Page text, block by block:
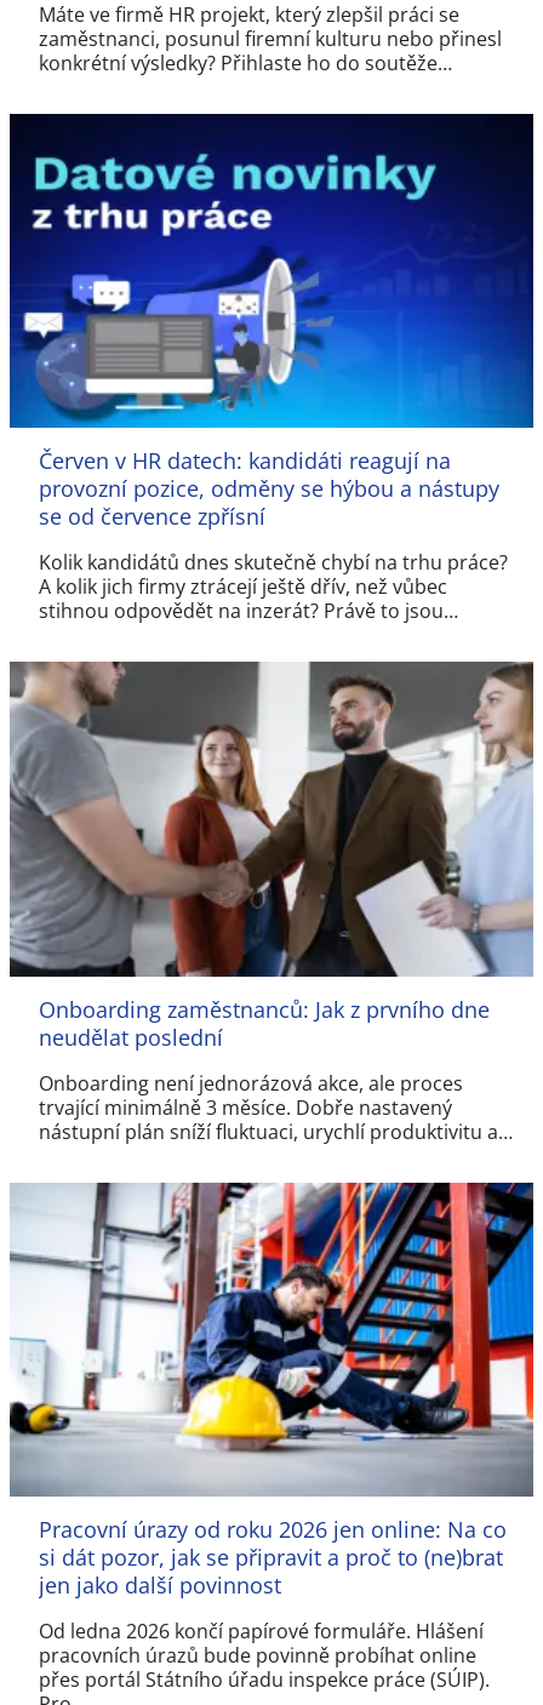
Máte ve firmě HR projekt, který zlepšil práci se
zaměstnanci, posunul firemní kulturu nebo přinesl
konkrétní výsledky? Přihlaste ho do soutěže…
Červen v HR datech: kandidáti reagují na
provozní pozice, odměny se hýbou a nástupy
se od července zpřísní
Kolik kandidátů dnes skutečně chybí na trhu práce?
A kolik jich firmy ztrácejí ještě dřív, než vůbec
stihnou odpovědět na inzerát? Právě to jsou…
Onboarding zaměstnanců: Jak z prvního dne
neudělat poslední
Onboarding není jednorázová akce, ale proces
trvající minimálně 3 měsíce. Dobře nastavený
nástupní plán sníží fluktuaci, urychlí produktivitu a…
Pracovní úrazy od roku 2026 jen online: Na co
si dát pozor, jak se připravit a proč to (ne)brat
jen jako další povinnost
Od ledna 2026 končí papírové formuláře. Hlášení
pracovních úrazů bude povinně probíhat online
přes portál Státního úřadu inspekce práce (SÚIP).